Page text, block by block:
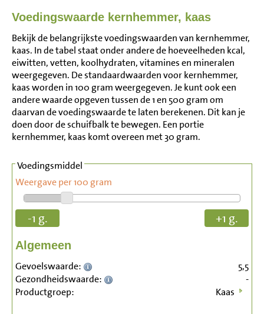
Voedingswaarde kernhemmer, kaas
Bekijk de belangrijkste voedingswaarden van kernhemmer,
kaas. In de tabel staat onder andere de hoeveelheden kcal,
eiwitten, vetten, koolhydraten, vitamines en mineralen
weergegeven. De standaardwaarden voor kernhemmer,
kaas worden in 100 gram weergegeven. Je kunt ook een
andere waarde opgeven tussen de 1 en 500 gram om
daarvan de voedingswaarde te laten berekenen. Dit kan je
doen door de schuifbalk te bewegen. Een portie
kernhemmer, kaas komt overeen met 30 gram.
Voedingsmiddel
Weergave per 100 gram
-1 g. +1 g.
Algemeen
Gevoelswaarde:
5,5
Gezondheidswaarde:
-
Productgroep:
Kaas